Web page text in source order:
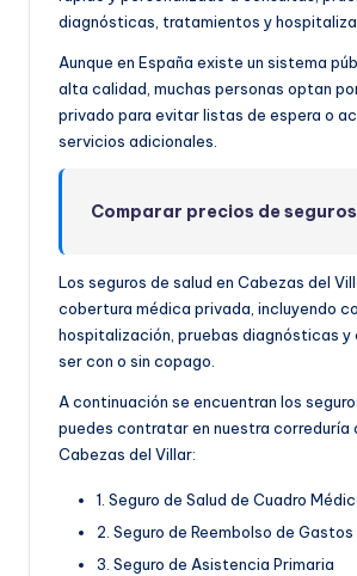
diagnósticas, tratamientos y
Aunque en España existe un sistema
alta calidad, muchas personas optan
privado para evitar listas de espera o
servicios adicionales.
Comparar precios de seguros
Los seguros de salud en Cabezas del
cobertura médica privada, incluyendo
hospitalización, pruebas diagnósticas y
ser con o sin copago.
A continuación se encuentran los
puedes contratar en nuestra correduría
Cabezas del Villar:
1. Seguro de Salud de Cuadro
2. Seguro de Reembolso de
3. Seguro de Asistencia Primaria